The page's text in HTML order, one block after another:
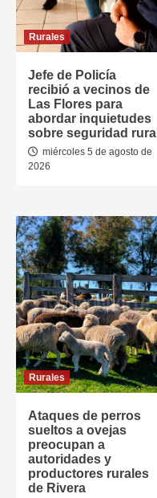
Rurales
Jefe de Policía
recibió a vecinos de
Las Flores para
abordar inquietudes
sobre seguridad rural
miércoles 5 de agosto de
2026
Rurales
Ataques de perros
sueltos a ovejas
preocupan a
autoridades y
productores rurales
de Rivera